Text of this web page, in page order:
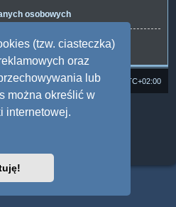
(tzw. ciasteczka)
oraz
lub
można określić w
internetowej.
osobowych
Strefa czasowa UTC+02:00
® Forum Software © phpBB Limited
dostarcza
phpBB.pl
by Joyce&Luna
osobowych